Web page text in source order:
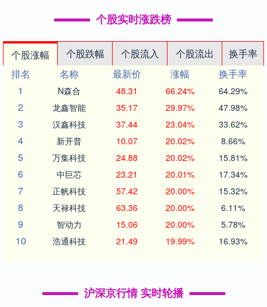
个股实时涨跌榜
个股涨幅 个股跌幅 个股流入 个股流出
换手率
排名
名称 最新价 涨幅
换手率
1
N森合 48.31 66.24% 64.29%
2 龙鑫智能 35.17 29.97% 47.98%
3 汉鑫科技 37.44 23.04% 33.62%
4 新开普 10.07 20.02% 8.66%
5 万集科技 24.88 20.02% 15.81%
6 中巨芯 23.21 20.01% 17.34%
7 正帆科技 57.42 20.00% 15.32%
8 天禄科技 63.36 20.00% 6.11%
9 智动力 15.06 20.00% 5.78%
10 浩通科技 21.49 19.99% 16.93%
沪深京行情 实时轮播